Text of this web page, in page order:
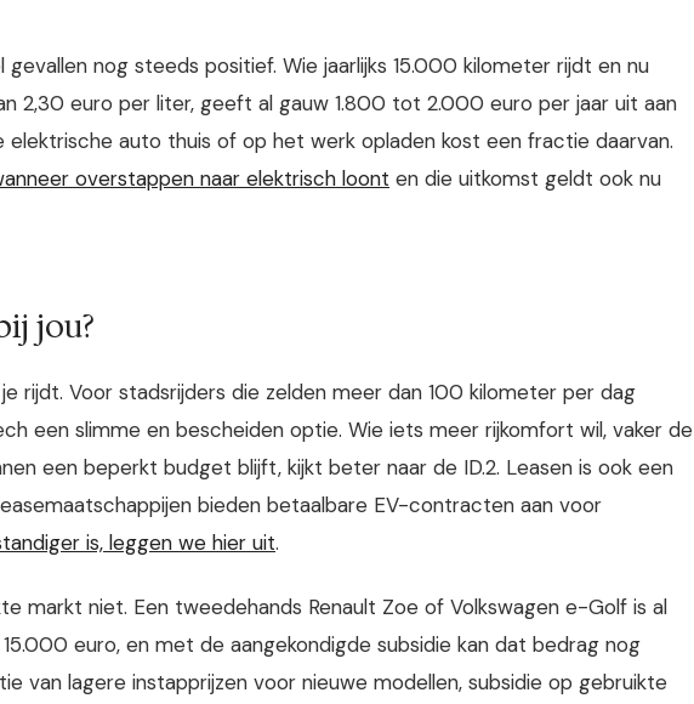
gevallen nog steeds positief. Wie jaarlijks 15.000 kilometer rijdt en nu
2,30 euro per liter, geeft al gauw 1.800 tot 2.000 euro per jaar uit aan
elektrische auto thuis of op het werk opladen kost een fractie daarvan.
overstappen naar elektrisch loont en die uitkomst geldt ook nu
jou?
rijdt. Voor stadsrijders die zelden meer dan 100 kilometer per dag
een slimme en bescheiden optie. Wie iets meer rijkomfort wil, vaker de
een beperkt budget blijft, kijkt beter naar de ID.2. Leasen is ook een
bieden betaalbare EV-contracten aan voor
is, leggen we hier uit.
markt niet. Een tweedehands Renault Zoe of Volkswagen e-Golf is al
euro, en met de aangekondigde subsidie kan dat bedrag nog
van lagere instapprijzen voor nieuwe modellen, subsidie op gebruikte